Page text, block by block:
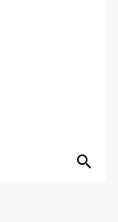
search